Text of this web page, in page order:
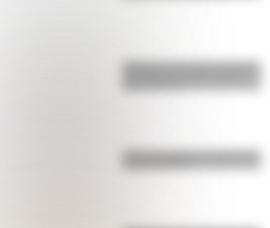
Inhibición conductual: la habilidad
Parque Ibirapuera, el "Central Park"